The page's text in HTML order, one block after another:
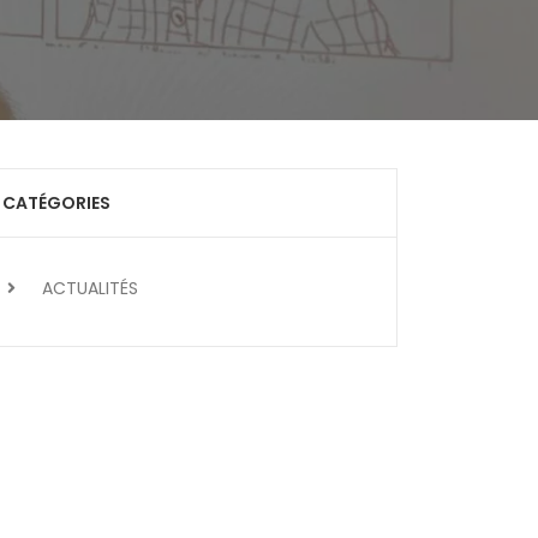
CATÉGORIES
ACTUALITÉS